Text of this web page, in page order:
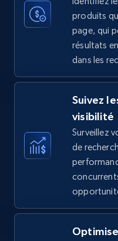
TikTok Shop
URL, Title, Available,
price, Final price,
TikTok Shop -
URL, Title, Available,
price, Final price,
5.4K+ 668+
produits
page, qui
résultats
dans les
Suivez
visibilité
Surveillez
de